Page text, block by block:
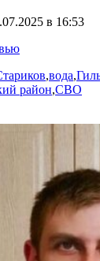
в 16:53
,вода,
район,СВО